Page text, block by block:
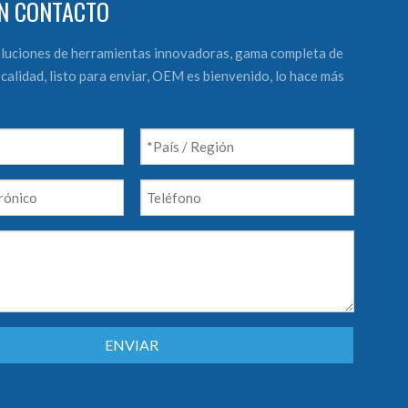
CONTACTO
de herramientas innovadoras, gama completa de
listo para enviar, OEM es bienvenido, lo hace más
ENVIAR